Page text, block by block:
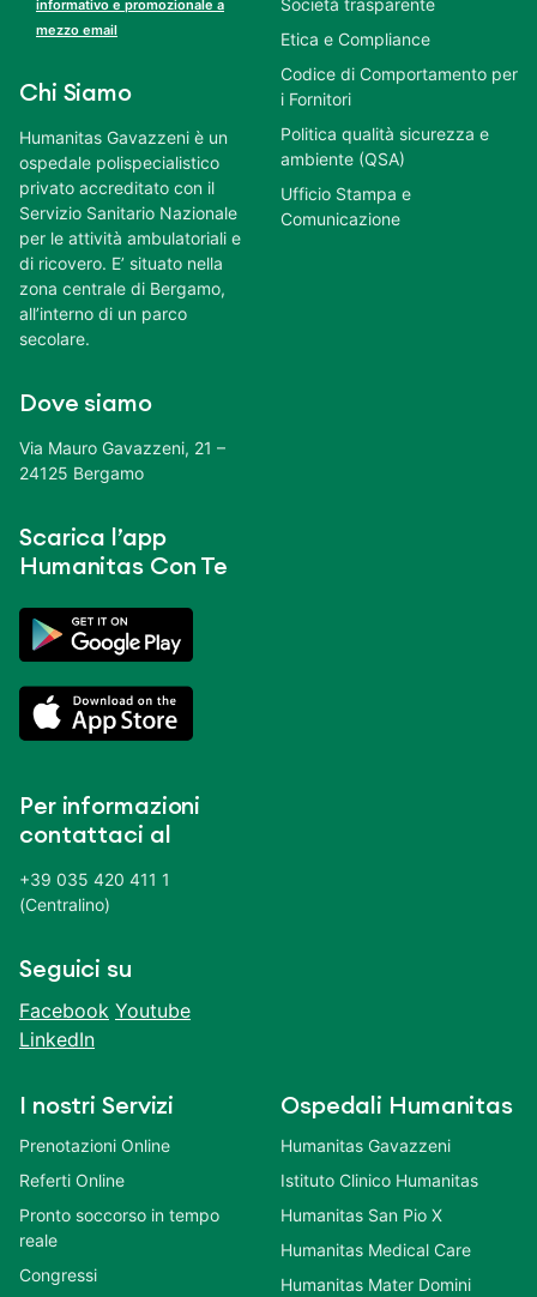
informativo e promozionale a
mezzo email
Chi Siamo
Humanitas Gavazzeni è un
ospedale polispecialistico
privato accreditato con il
Servizio Sanitario Nazionale
per le attività ambulatoriali e
di ricovero. E’ situato nella
zona centrale di Bergamo,
all’interno di un parco
secolare.
Dove siamo
Via Mauro Gavazzeni, 21 –
24125 Bergamo
Scarica l’app
Humanitas Con Te
Per informazioni
contattaci al
+39 035 420 411 1
(Centralino)
Seguici su
Facebook Youtube
LinkedIn
Società trasparente
Etica e Compliance
Codice di Comportamento per
i Fornitori
Politica qualità sicurezza e
ambiente (QSA)
Ufficio Stampa e
Comunicazione
I nostri Servizi
Prenotazioni Online
Referti Online
Pronto soccorso in tempo
reale
Congressi
Ospedali Humanitas
Humanitas Gavazzeni
Istituto Clinico Humanitas
Humanitas San Pio X
Humanitas Medical Care
Humanitas Mater Domini